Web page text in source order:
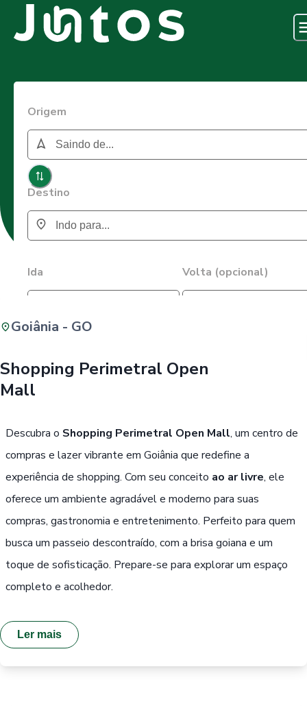
Origem
Destino
Ida Volta (opcional)
Goiânia - GO
Shopping Perimetral Open
Mall
Descubra o Shopping Perimetral Open Mall, um centro de
compras e lazer vibrante em Goiânia que redefine a
experiência de shopping. Com seu conceito ao ar livre, ele
oferece um ambiente agradável e moderno para suas
compras, gastronomia e entretenimento. Perfeito para quem
busca um passeio descontraído, com a brisa goiana e um
toque de sofisticação. Prepare-se para explorar um espaço
completo e acolhedor.
Ler mais